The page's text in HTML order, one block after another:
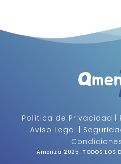
Política de Privacidad |
Aviso Legal |
Amenza 2025. TODOS LOS